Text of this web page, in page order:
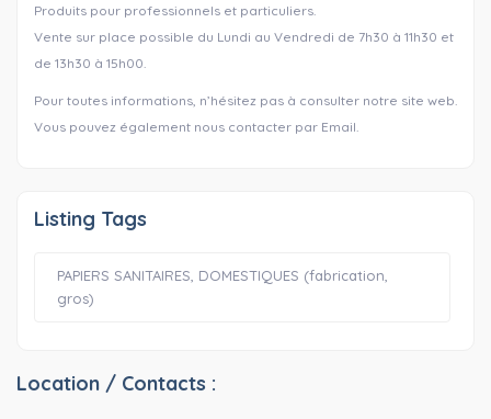
Produits pour professionnels et particuliers.
Vente sur place possible du Lundi au Vendredi de 7h30 à 11h30 et
de 13h30 à 15h00.
Pour toutes informations, n’hésitez pas à consulter notre site web.
Vous pouvez également nous contacter par Email.
Listing Tags
PAPIERS SANITAIRES, DOMESTIQUES (fabrication,
gros)
Location / Contacts :